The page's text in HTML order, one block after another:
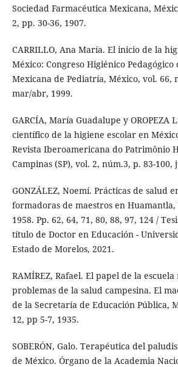
Sociedad Farmacéutica Mexicana,
2, pp. 30-36, 1907.
CARRILLO, Ana María. El inicio de la
México: Congreso Higiénico Pedagógico
Mexicana de Pediatría, México, vol. 66,
mar/abr, 1999.
GARCÍA, María Guadalupe y OROPEZA
científico de la higiene escolar en
Revista Iberoamericana do Patrimônio
Campinas (SP), vol. 2, núm.3, p. 83-100,
GONZÁLEZ, Noemí. Prácticas de salud
formadoras de maestros en Huamantla,
1958. Pp. 62, 64, 71, 80, 88, 97, 124 /
título de Doctor en Educación -
Estado de Morelos, 2021.
RAMÍREZ, Rafael. El papel de la
problemas de la salud campesina. El
de la Secretaría de Educación Pública,
12, pp 5-7, 1935.
SOBERÓN, Galo. Terapéutica del
de México. Órgano de la Academia